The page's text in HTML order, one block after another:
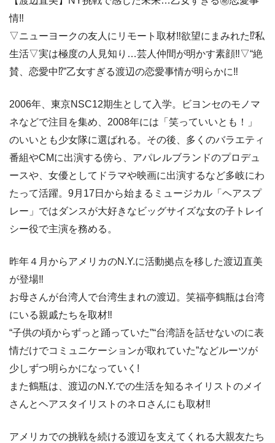
情‼
▽ニューヨークの友人にリモート取材‼欲望にまみれた⁉私
生活▽実は極度の人見知り…芸人仲間が明かす素顔‼▽“絶
賛、恋愛中⁉”乙女すぎる渡辺の恋愛事情が明らかに‼
2006年、東京NSC12期生として入学。ビヨンセのモノマ
ネなどで注目を集め、2008年には「笑っていいとも！」
のいいとも少女隊に選ばれる。その後、多くのバラエティ
番組やCMに出演する傍ら、アパレルブランドのプロデュ
ースや、女優としてドラマや映画に出演するなど多岐にわ
たって活躍。9月17日から始まるミュージカル「ヘアスプ
レー」ではダンスが大好きなビッグサイズな女の子トレイ
シー役で主演を務める。
昨年４月からアメリカのN.Y.に活動拠点を移した渡辺直美
が登場‼
お母さんが台湾人で台湾生まれの渡辺。笑福亭鶴瓶は台湾
にいる親戚たちを取材‼
“子供の頃からずっと踊っていた”“台湾語を話せないのに表
情だけでコミュニケーションが取れていた”などルーツが
少しずつ明らかになっていく!
また鶴瓶は、渡辺のN.Y.での生活を知るネイリストのメイ
さんとヘアスタイリストのネロさんにも取材‼
アメリカでの挑戦を続ける渡辺を支えてくれる大親友たち